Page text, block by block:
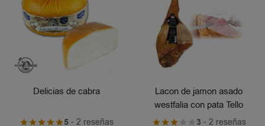
Delicias de cabra
5- 2 reseñas
Lacon de jamon asado
westfalia con pata Tello
3 - 2 reseñas